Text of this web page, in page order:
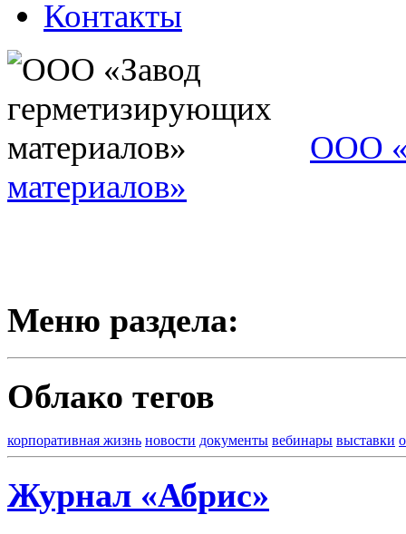
Контакты
ООО
материалов»
Меню раздела:
Облако тегов
корпоративная жизнь новости документы вебинары выставки
Журнал «Абрис»